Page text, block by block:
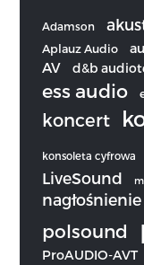
Adamson
Aplauz Audio
AV d&b
ess audio
koncert
konsoleta cyfrowa
LiveSound
nagłośnienie
polsound
ProAUDIO-AVT